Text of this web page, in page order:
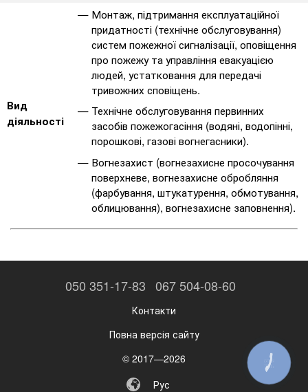
Вид
діяльності
Монтаж, підтримання експлуатаційної
придатності (технічне обслуговування)
систем пожежної сигналізації, оповіщення
про пожежу та управління евакуацією
людей, устатковання для передачі
тривожних сповіщень.
Технічне обслуговування первинних
засобів пожежогасіння (водяні, водопінні,
порошкові, газові вогнегасники).
Вогнезахист (вогнезахисне просочування
поверхневе, вогнезахисне обробляння
(фарбування, штукатурення, обмотування,
облицювання), вогнезахисне заповнення).
050 351-17-83 067 504-08-60
Контакти
Повна версія сайту
© 2017—2026
Рус
КНОПКА
ЗВ'ЯЗКУ